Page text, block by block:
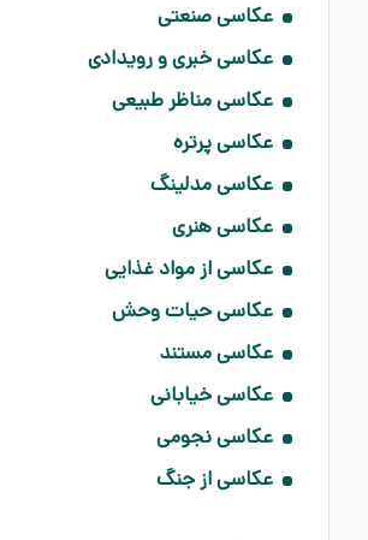
عکاسی صنعتی
عکاسی خبری و رویدادی
عکاسی مناظر طبیعی
عکاسی پرتره
عکاسی مدلینگ
عکاسی هنری
عکاسی از مواد غذایی
عکاسی حیات‌ وحش
عکاسی مستند
عکاسی خیابانی
عکاسی نجومی
عکاسی از جنگ